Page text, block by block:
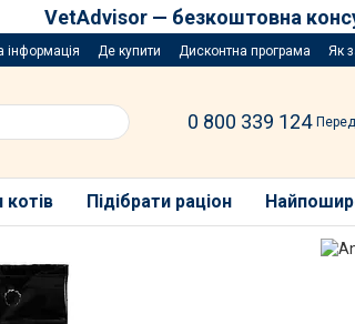
VetAdvisor — безкоштовна
інформація Де купити Дисконтна програма Як
0 800 339 124
котів Підібрати раціон